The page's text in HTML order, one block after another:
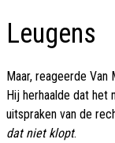
Leugens
Maar, reageerde
Hij herhaalde dat
uitspraken van de
dat niet klopt.